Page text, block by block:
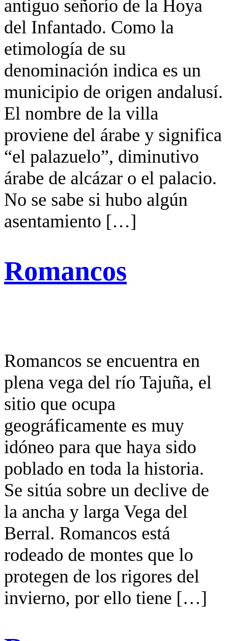
antiguo señorío de la Hoya
del Infantado. Como la
etimología de su
denominación indica es un
municipio de origen andalusí.
El nombre de la villa
proviene del árabe y significa
“el palazuelo”, diminutivo
árabe de alcázar o el palacio.
No se sabe si hubo algún
asentamiento […]
Romancos
Romancos se encuentra en
plena vega del río Tajuña, el
sitio que ocupa
geográficamente es muy
idóneo para que haya sido
poblado en toda la historia.
Se sitúa sobre un declive de
la ancha y larga Vega del
Berral. Romancos está
rodeado de montes que lo
protegen de los rigores del
invierno, por ello tiene […]